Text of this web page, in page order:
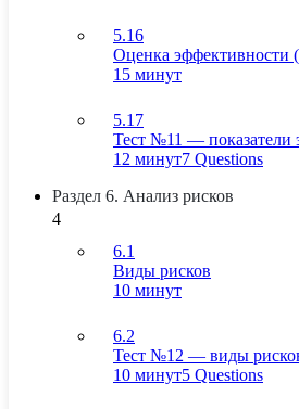
5.16
Оценка эффективности
15 минут
5.17
Тест №11 — показатели
12 минут7 Questions
Раздел 6. Анализ рисков
4
6.1
Виды рисков
10 минут
6.2
Тест №12 — виды
10 минут5 Questions